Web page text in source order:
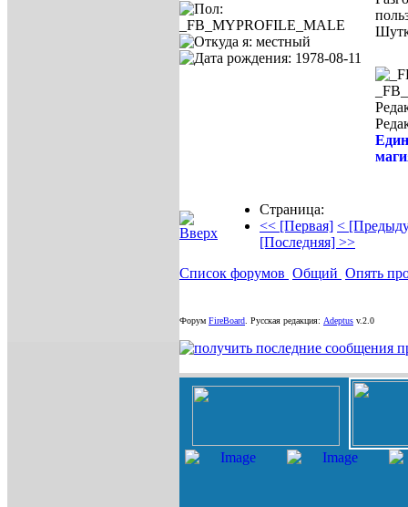
Страница:
<< [Первая] <
[Последняя] >>
Список форумов Общий Опять
Форум FireBoard Русская редакция: Adeptus v.2.0